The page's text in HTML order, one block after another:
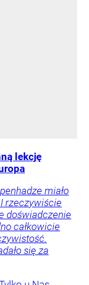
lekcję
miało
rzeczywiście
doświadczenie
całkowicie
się za